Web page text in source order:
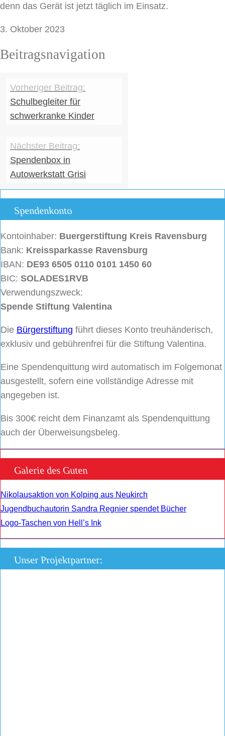
denn das Gerät ist jetzt täglich im Einsatz.
3. Oktober 2023
Beitragsnavigation
Schulbegleiter für
schwerkranke Kinder
Spendenbox in
Autowerkstatt Grisi
Spendenkonto
Kontoinhaber: Buergerstiftung Kreis Ravensburg
Bank: Kreissparkasse Ravensburg
IBAN: DE93 6505 0110 0101 1450 60
BIC: SOLADES1RVB
Verwendungszweck:
Spende Stiftung Valentina
Die Bürgerstiftung führt dieses Konto treuhänderisch,
exklusiv und gebührenfrei für die Stiftung Valentina.
Eine Spendenquittung wird automatisch im Folgemonat
ausgestellt, sofern eine vollständige Adresse mit
angegeben ist.
Bis 300€ reicht dem Finanzamt als Spendenquittung
auch der Überweisungsbeleg.
Galerie des Guten
Nikolausaktion von Kolping aus Neukirch
Jugendbuchautorin Sandra Regnier spendet Bücher
Logo-Taschen von Hell’s Ink
Unser Projektpartner: